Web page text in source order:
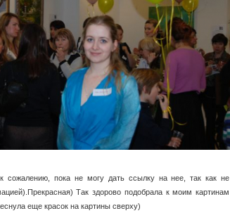
сожалению, пока не могу дать ссылку на нее, так как не
Так здорово подобрала к моим картинам
еще красок на картины сверху)